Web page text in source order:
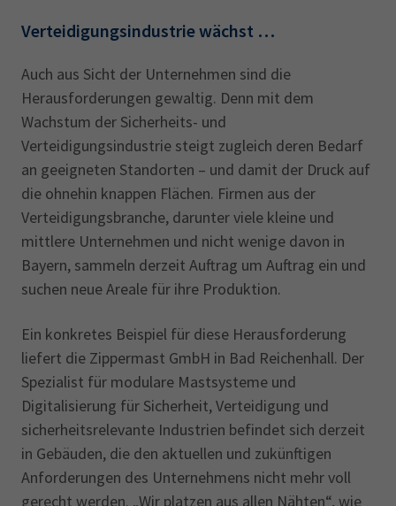
Verteidigungsindustrie wächst …
Auch aus Sicht der Unternehmen sind die
Herausforderungen gewaltig. Denn mit dem
Wachstum der Sicherheits- und
Verteidigungsindustrie steigt zugleich deren Bedarf
an geeigneten Standorten – und damit der Druck auf
die ohnehin knappen Flächen. Firmen aus der
Verteidigungsbranche, darunter viele kleine und
mittlere Unternehmen und nicht wenige davon in
Bayern, sammeln derzeit Auftrag um Auftrag ein und
suchen neue Areale für ihre Produktion.
Ein konkretes Beispiel für diese Herausforderung
liefert die Zippermast GmbH in Bad Reichenhall. Der
Spezialist für modulare Mastsysteme und
Digitalisierung für Sicherheit, Verteidigung und
sicherheitsrelevante Industrien befindet sich derzeit
in Gebäuden, die den aktuellen und zukünftigen
Anforderungen des Unternehmens nicht mehr voll
gerecht werden. „Wir platzen aus allen Nähten“, wie